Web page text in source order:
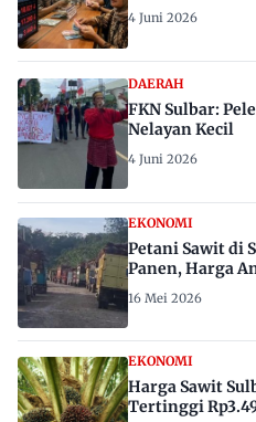
4 Juni 2026
DAERAH
FKN Sulbar:
Nelayan Kecil
4 Juni 2026
EKONOMI
Petani Sawit di
Panen, Harga
16 Mei 2026
EKONOMI
Harga Sawit
Tertinggi